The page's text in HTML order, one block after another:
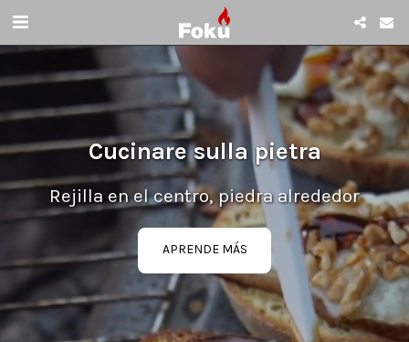
Cucinare sulla pietra
Rejilla en el centro, piedra alrededor
APRENDE MÁS